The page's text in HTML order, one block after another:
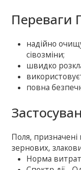
Переваги
надійно
сівозміни;
швидко
повна
Поля, призначені
зернових,
Норма